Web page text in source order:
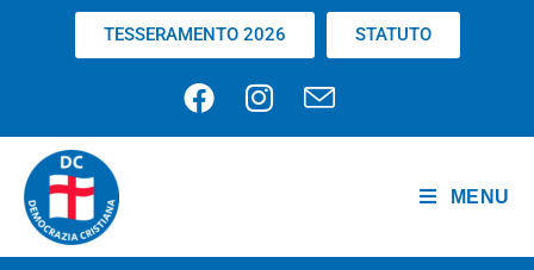
TESSERAMENTO 2026 STATUTO
MENU